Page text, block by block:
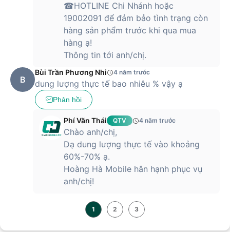
☎HOTLINE Chi Nhánh hoặc
19002091 để đảm bảo tình trạng còn
hàng sản phẩm trước khi qua mua
hàng ạ!
Thông tin tới anh/chị.
B
Bùi Trần Phương Nhi 4 năm trước
dung lượng thực tế bao nhiêu % vậy ạ
Phản hồi
Phí Văn Thái QTV 4 năm trước
Chào anh/chị,
Dạ dung lượng thực tế vào khoảng
60%-70% ạ.
Hoàng Hà Mobile hân hạnh phục vụ
anh/chị!
1 2 3